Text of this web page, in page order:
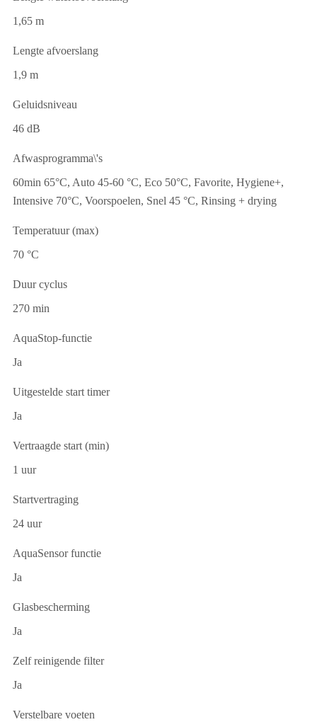
1,65 m
Lengte afvoerslang
1,9 m
Geluidsniveau
46 dB
Afwasprogramma\'s
60min 65°C, Auto 45-60 °C, Eco 50°C, Favorite, Hygiene+,
Intensive 70°C, Voorspoelen, Snel 45 °C, Rinsing + drying
Temperatuur (max)
70 °C
Duur cyclus
270 min
AquaStop-functie
Ja
Uitgestelde start timer
Ja
Vertraagde start (min)
1 uur
Startvertraging
24 uur
AquaSensor functie
Ja
Glasbescherming
Ja
Zelf reinigende filter
Ja
Verstelbare voeten